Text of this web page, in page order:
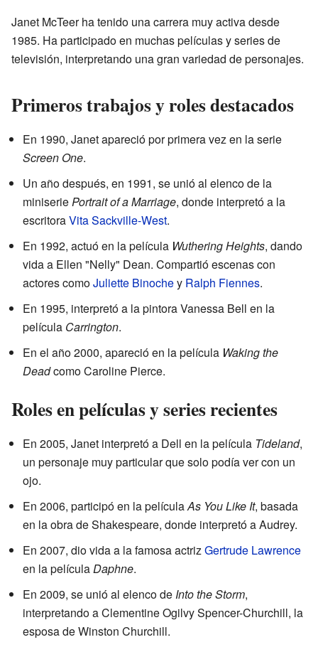
Janet McTeer ha tenido una carrera muy activa desde
1985. Ha participado en muchas películas y series de
televisión, interpretando una gran variedad de personajes.
Primeros trabajos y roles destacados
En 1990, Janet apareció por primera vez en la serie
Screen One.
Un año después, en 1991, se unió al elenco de la
miniseriePortrait of a Marriage, donde interpretó a la
escritoraVita Sackville-West.
En 1992, actuó en la película Wuthering Heights, dando
vida a Ellen "Nelly" Dean. Compartió escenas con
actores comoJuliette Binochey Ralph Fiennes.
En 1995, interpretó a la pintora Vanessa Bell en la
película Carrington.
En el año 2000, apareció en la película Waking the
Deadcomo Caroline Pierce.
Roles en películas y series recientes
En 2005, Janet interpretó a Dell en la película Tideland,
un personaje muy particular que solo podía ver con un
ojo.
En 2006, participó en la películaAs You Like It, basada
en la obra de Shakespeare, donde interpretó a Audrey.
En 2007, dio vida a la famosa actrizGertrude Lawrence
en la películaDaphne.
En 2009, se unió al elenco de Into the Storm,
interpretando a Clementine Ogilvy Spencer-Churchill, la
esposa de Winston Churchill.